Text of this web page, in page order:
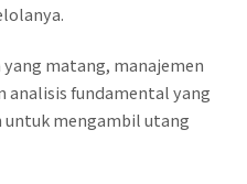
matang, manajemen
analisis fundamental yang
mengambil utang